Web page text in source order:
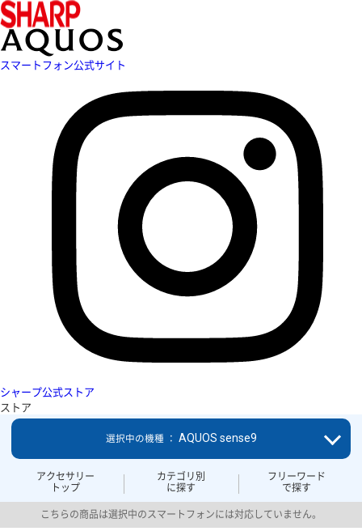
スマートフォン公式サイト
シャープ公式ストア
ストア
アクセサリー
トップ
カテゴリ別
に探す
フリーワード
で探す
選択中の機種 ： AQUOS sense9
こちらの商品は選択中のスマートフォンには対応していません。